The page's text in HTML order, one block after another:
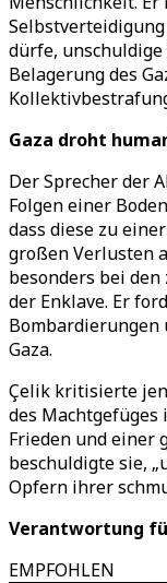
dürfe,
Belagerung des
Gaza droht
Der Sprecher der
Folgen einer
dass diese zu
großen Verlusten
besonders bei
der Enklave. Er
Bombardierungen
Gaza.
Çelik kritisierte
des Machtgefüges
Frieden und einer
beschuldigte sie,
Opfern ihrer
Verantwortung
EMPFOHLEN